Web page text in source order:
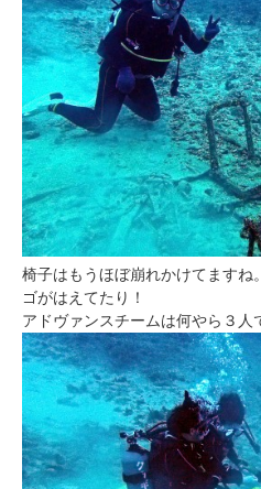
椅子はもうほぼ崩れかけてますね
ゴがはえてたり！
アドヴァンスチームは何やら３人